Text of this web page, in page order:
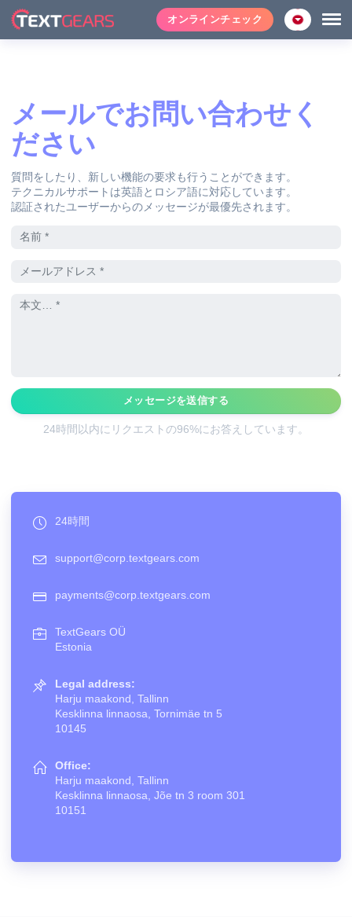
オンラインチェック
メールでお問い合わせく
ださい
質問をしたり、新しい機能の要求も行うことができます。
テクニカルサポートは英語とロシア語に対応しています。
認証されたユーザーからのメッセージが最優先されます。
メッセージを送信する
24時間以内にリクエストの96%にお答えしています。
24時間
support@corp.textgears.com
payments@corp.textgears.com
TextGears OÜ
Estonia
Legal address:
Harju maakond, Tallinn
Kesklinna linnaosa, Tornimäe tn 5
10145
Office:
Harju maakond, Tallinn
Kesklinna linnaosa, Jõe tn 3 room 301
10151